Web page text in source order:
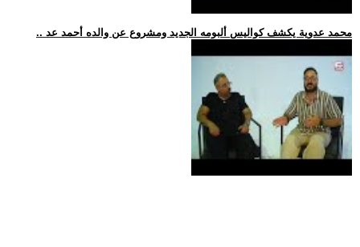
.. محمد عدوية يكشف كواليس ألبومه الجديد ومشروع عن والده أحمد عد